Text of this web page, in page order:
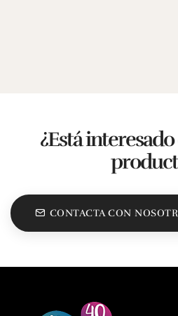
¿Está
CONTACTA CON